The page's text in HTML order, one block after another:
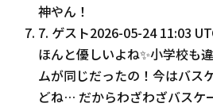
神やん！
7. ゲスト2026-05-24 11:03
ほんと優しいよね✨️小学校も
ムが同じだったの！今はバス
どね… だからわざわざバスケ